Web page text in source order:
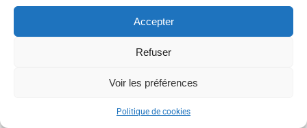
Accepter
Refuser
Voir les préférences
Politique de cookies